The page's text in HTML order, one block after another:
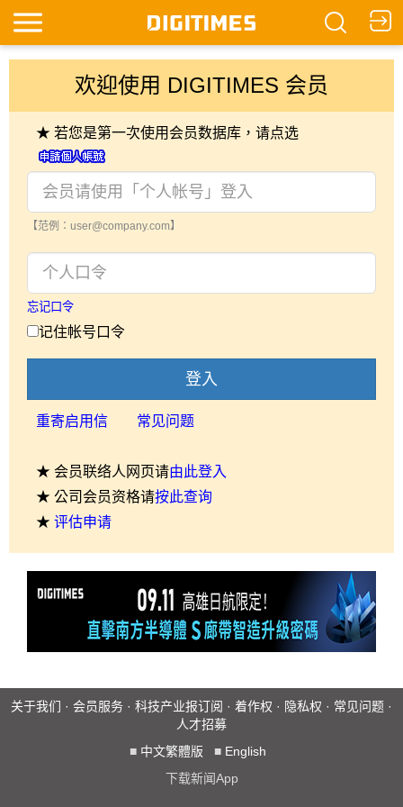
欢迎使用 DIGITIMES 会员
★ 若您是第一次使用会员数据库，请点选
【范例：user@company.com】
忘记口令
记住帐号口令
登入
重寄启用信 常见问题
★ 会员联络人网页请由此登入
★ 公司会员资格请按此查询
★ 评估申请
关于我们 · 会员服务 · 科技产业报订阅 · 着作权 · 隐私权 · 常见问题 ·
人才招募
■ 中文繁體版 ■ English
下载新闻App